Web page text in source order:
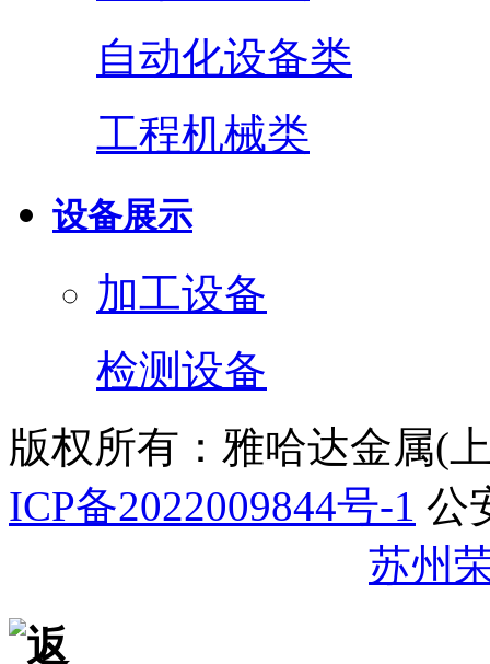
自动化设备类
工程机械类
设备展示
加工设备
检测设备
版权所有：雅哈达金属(
ICP备2022009844号-1 公
苏州